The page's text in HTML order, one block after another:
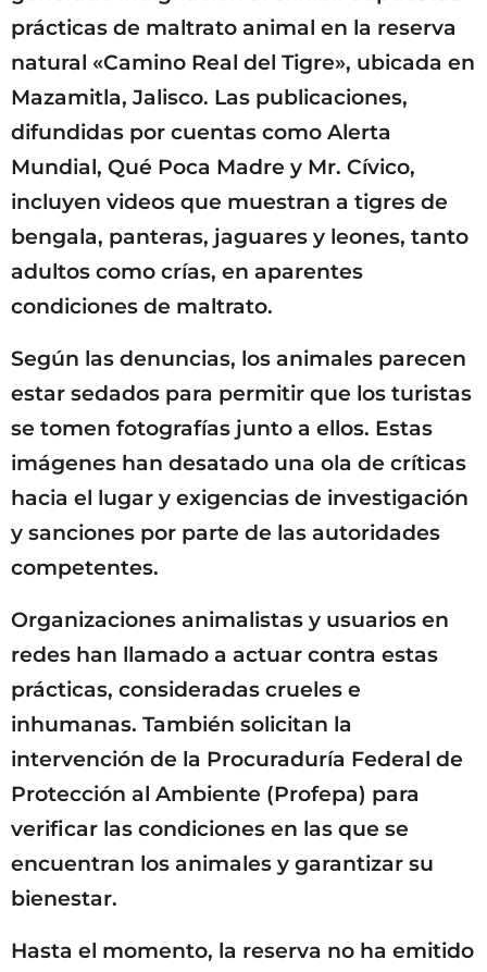
prácticas de maltrato animal en la reserva
natural «Camino Real del Tigre», ubicada en
Mazamitla, Jalisco. Las publicaciones,
difundidas por cuentas como Alerta
Mundial, Qué Poca Madre y Mr. Cívico,
incluyen videos que muestran a tigres de
bengala, panteras, jaguares y leones, tanto
adultos como crías, en aparentes
condiciones de maltrato.
Según las denuncias, los animales parecen
estar sedados para permitir que los turistas
se tomen fotografías junto a ellos. Estas
imágenes han desatado una ola de críticas
hacia el lugar y exigencias de investigación
y sanciones por parte de las autoridades
competentes.
Organizaciones animalistas y usuarios en
redes han llamado a actuar contra estas
prácticas, consideradas crueles e
inhumanas. También solicitan la
intervención de la Procuraduría Federal de
Protección al Ambiente (Profepa) para
verificar las condiciones en las que se
encuentran los animales y garantizar su
bienestar.
Hasta el momento, la reserva no ha emitido